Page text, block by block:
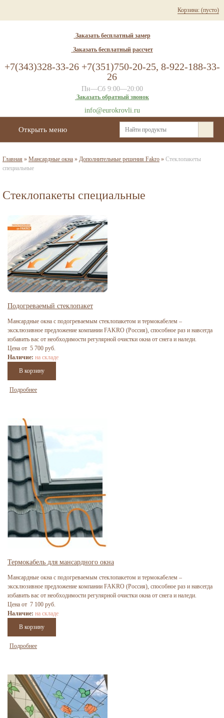
Корзина: (пусто)
Заказать бесплатный замер
Заказать бесплатный рассчет
+7(343)328-33-26 +7(351)750-20-25, 8-922-188-33-
26
Пн—Сб 9:00—20:00
Заказать обратный звонок
info@eurokrovli.ru
Открыть меню
Главная » Мансардные окна » Дополнительные решения Fakro » Стеклопакеты
специальные
Стеклопакеты специальные
Подогреваемый стеклопакет
Мансардные окна с подогреваемым стеклопакетом и термокабелем –
эксклюзивное предложение компании FAKRO (Россия), способное раз и навсегда
избавить вас от необходимости регулярной очистки окна от снега и наледи.
Цена от 5 700 руб.
Наличие: на складе
Подробнее
Термокабель для мансардного окна
Мансардные окна с подогреваемым стеклопакетом и термокабелем –
эксклюзивное предложение компании FAKRO (Россия), способное раз и навсегда
избавить вас от необходимости регулярной очистки окна от снега и наледи.
Цена от 7 100 руб.
Наличие: на складе
Подробнее